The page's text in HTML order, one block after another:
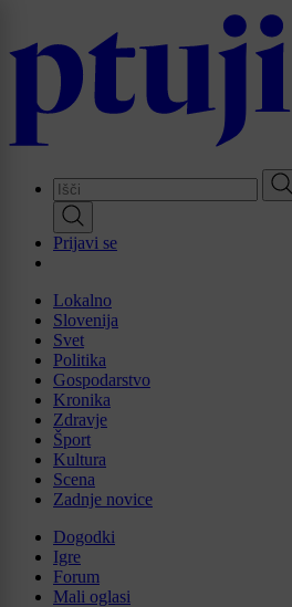
main
Prijavi se
Lokalno
Slovenija
Svet
Politika
Gospodarstvo
Kronika
Zdravje
Šport
Kultura
Scena
Zadnje novice
Dogodki
Igre
Forum
Mali oglasi